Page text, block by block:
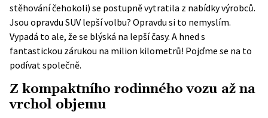
stěhování čehokoli) se postupně vytratila z nabídky výrobců.
Jsou opravdu SUV lepší volbu? Opravdu si to nemyslím.
Vypadá to ale, že se blýská na lepší časy. A hned s
fantastickou zárukou na milion kilometrů! Pojďme se na to
podívat společně.
Z kompaktního rodinného vozu až na
vrchol objemu